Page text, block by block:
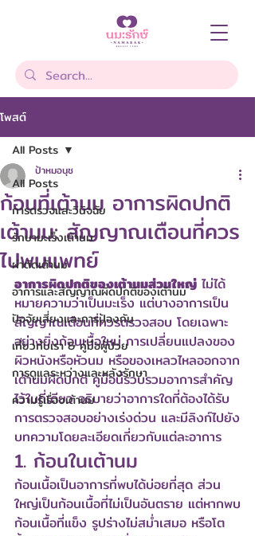
โพสต์
All Posts
การตรวจและวินิจฉัย
รักษามะเร็งเต้านม
ผ่าตัดเต้านม
อาการและสัญญาณผิดปกติของเต้านม
ปัจจัยเสี่ยงและการป้องกัน
เกี่ยวกับเรา & คู่มือผู้ป่วย
การดูแลระหว่างและหลังรักษา
ความรู้เรื่องเต้านม
All Posts
ก้อนที่เต้านม อาการผิดปกติ
เต้านม: สัญญาณเตือนที่ควร
ไปพบแพทย์
ป้าหมอนุช
อาการผิดปกติของเต้านมส่วนใหญ่ ไม่ได้
หมายความว่าเป็นมะเร็ง แต่บางอาการเป็น
สัญญาณเตือนที่ควรตรวจสอบ โดยเฉพาะ
อย่างยิ่งก้อนเนื้อใหม่ การเปลี่ยนแปลงของ
ผิวหนังหรือหัวนม หรือของเหลวไหลออกจาก
เต้านมผิดปกติ คู่มือนี้รวบรวมอาการสำคัญ
ไว้ในที่เดียว อธิบายว่าอาการใดที่ต้องได้รับ
การตรวจสอบอย่างเร่งด่วน และมีลิงก์ไปยัง
บทความโดยละเอียดเกี่ยวกับแต่ละอาการ
1. ก้อนในเต้านม
ก้อนเนื้อเป็นอาการที่พบได้บ่อยที่สุด ส่วน
ใหญ่เป็นก้อนเนื้อที่ไม่เป็นอันตราย แต่หากพบ
ก้อนเนื้อที่แข็ง รูปร่างไม่สม่ำเสมอ หรือโต